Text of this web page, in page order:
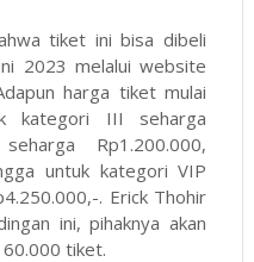
tiket ini bisa dibeli
2023 melalui website
harga tiket mulai
kategori III seharga
Rp1.200.000,
untuk kategori VIP
. Erick Thohir
ini, pihaknya akan
tiket.